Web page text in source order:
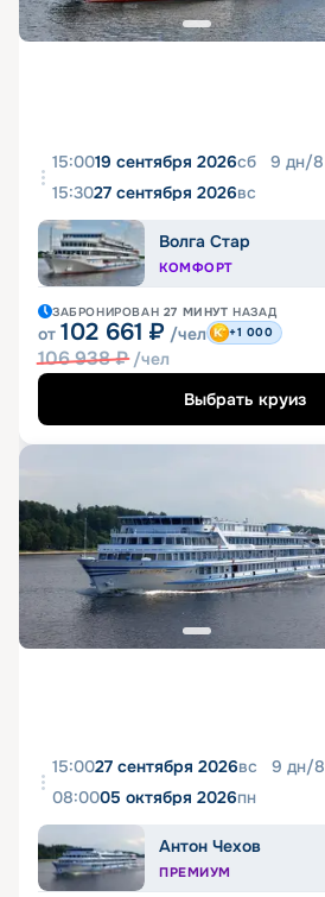
15:0019 сентября 2026сб 9 дн/8
15:3027 сентября 2026вс
Волга Стар
КОМФОРТ
ЗАБРОНИРОВАН 27 МИНУТ НАЗАД
от 102 661 ₽ /чел
106 938₽ /чел
+1 000
Выбрать круиз
15:0027 сентября 2026вс 9 дн/8
08:0005 октября 2026пн
Антон Чехов
ПРЕМИУМ